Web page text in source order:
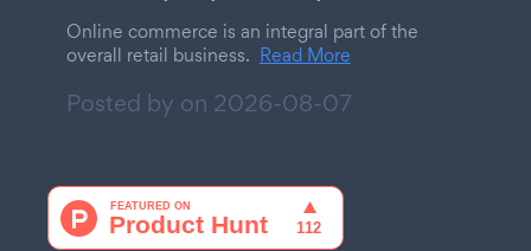
Online commerce is an integral part of the
overall retail business. Read More
Posted by on 2026-08-07